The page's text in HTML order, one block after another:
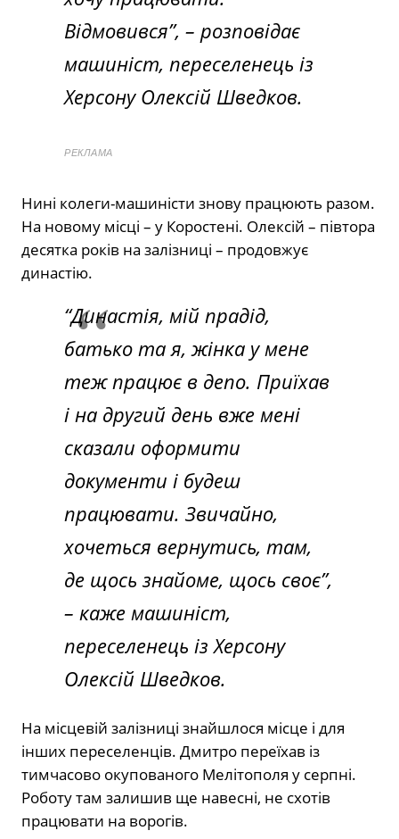
Відмовився”, – розповідає
машиніст, переселенець із
Херсону Олексій Шведков.
РЕКЛАМА
Нині колеги-машиністи знову працюють разом.
На новому місці – у Коростені. Олексій – півтора
десятка років на залізниці – продовжує
династію.
“Династія, мій прадід,
батько та я, жінка у мене
теж працює в депо. Приїхав
і на другий день вже мені
сказали оформити
документи і будеш
працювати. Звичайно,
хочеться вернутись, там,
де щось знайоме, щось своє”,
– каже машиніст,
переселенець із Херсону
Олексій Шведков.
На місцевій залізниці знайшлося місце і для
інших переселенців. Дмитро переїхав із
тимчасово окупованого Мелітополя у серпні.
Роботу там залишив ще навесні, не схотів
працювати на ворогів.